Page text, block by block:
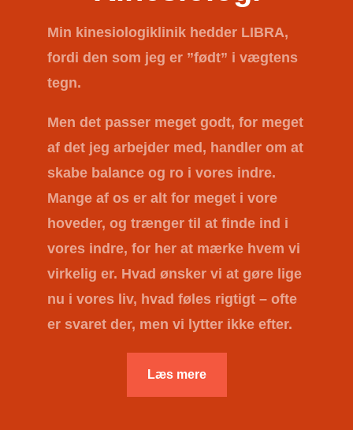
Min kinesiologiklinik hedder LIBRA,
fordi den som jeg er ”født” i vægtens
tegn.
Men det passer meget godt, for meget
af det jeg arbejder med, handler om at
skabe balance og ro i vores indre.
Mange af os er alt for meget i vore
hoveder, og trænger til at finde ind i
vores indre, for her at mærke hvem vi
virkelig er. Hvad ønsker vi at gøre lige
nu i vores liv, hvad føles rigtigt – ofte
er svaret der, men vi lytter ikke efter.
Læs mere